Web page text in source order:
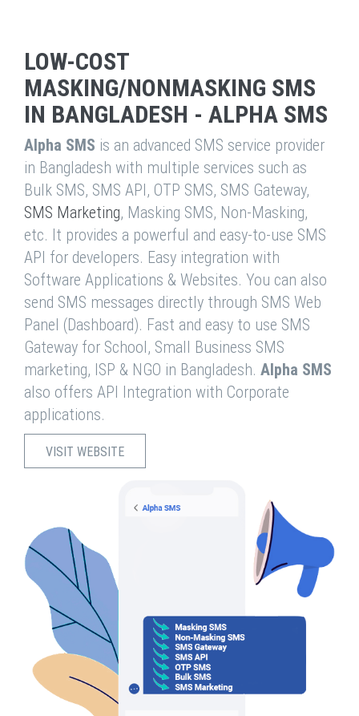
LOW-COST
MASKING/NONMASKING SMS
IN BANGLADESH - ALPHA SMS
Alpha SMS is an advanced SMS service provider
in Bangladesh with multiple services such as
Bulk SMS, SMS API, OTP SMS, SMS Gateway,
SMS Marketing, Masking SMS, Non-Masking,
etc. It provides a powerful and easy-to-use SMS
API for developers. Easy integration with
Software Applications & Websites. You can also
send SMS messages directly through SMS Web
Panel (Dashboard). Fast and easy to use SMS
Gateway for School, Small Business SMS
marketing, ISP & NGO in Bangladesh. Alpha SMS
also offers API Integration with Corporate
applications.
VISIT WEBSITE